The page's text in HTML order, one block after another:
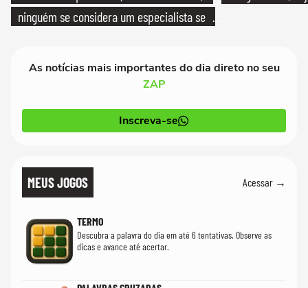
ninguém se considera um especialista se
As notícias mais importantes do dia direto no seu
ZAP
Inscreva-se
MEUS JOGOS Acessar →
TERMO
Descubra a palavra do dia em até 6 tentativas. Observe as
dicas e avance até acertar.